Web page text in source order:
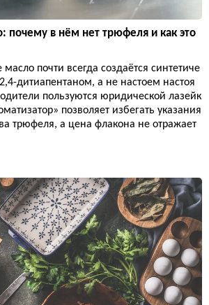
почему в нём нет трюфеля и как это
почти всегда создаётся синтетиче
дитиапентаном, а не настоем настоя
пользуются юридической лазейк
позволяет избегать указания
трюфеля, а цена флакона не отражает